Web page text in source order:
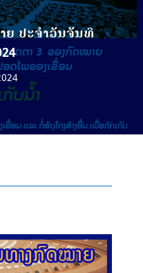
ຍ ປະຈຳວັນຈັນທີ